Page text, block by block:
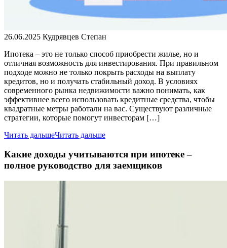
26.06.2025 Кудрявцев Степан
Ипотека – это не только способ приобрести жилье, но и
отличная возможность для инвестирования. При правильном
подходе можно не только покрыть расходы на выплату
кредитов, но и получать стабильный доход. В условиях
современного рынка недвижимости важно понимать, как
эффективнее всего использовать кредитные средства, чтобы
квадратные метры работали на вас. Существуют различные
стратегии, которые помогут инвесторам […]
Читать дальшеЧитать дальше
Какие доходы учитываются при ипотеке –
полное руководство для заемщиков